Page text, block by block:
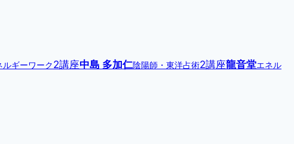
ルギーワーク2講座中島 多加仁陰陽師・東洋占術2講座龍音堂エネル